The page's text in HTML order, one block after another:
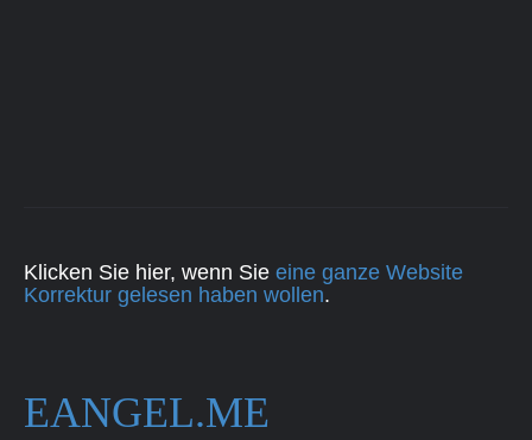
Klicken Sie hier, wenn Sie eine ganze Website
Korrektur gelesen haben wollen.
EANGEL.ME